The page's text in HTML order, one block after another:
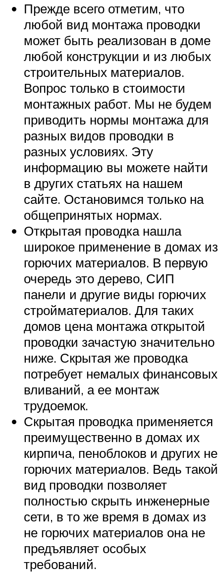
Прежде всего отметим, что
любой вид монтажа проводки
может быть реализован в доме
любой конструкции и из любых
строительных материалов.
Вопрос только в стоимости
монтажных работ. Мы не будем
приводить нормы монтажа для
разных видов проводки в
разных условиях. Эту
информацию вы можете найти
в других статьях на нашем
сайте. Остановимся только на
общепринятых нормах.
Открытая проводка нашла
широкое применение в домах из
горючих материалов. В первую
очередь это дерево, СИП
панели и другие виды горючих
стройматериалов. Для таких
домов цена монтажа открытой
проводки зачастую значительно
ниже. Скрытая же проводка
потребует немалых финансовых
вливаний, а ее монтаж
трудоемок.
Скрытая проводка применяется
преимущественно в домах их
кирпича, пеноблоков и других не
горючих материалов. Ведь такой
вид проводки позволяет
полностью скрыть инженерные
сети, в то же время в домах из
не горючих материалов она не
предъявляет особых
требований.